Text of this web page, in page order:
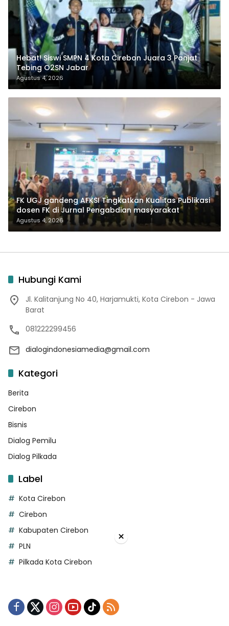
Hebat! Siswi SMPN 4 Kota Cirebon Juara 3 Panjat
Tebing O2SN Jabar
Agustus 4, 2026
FK UGJ gandeng AFKSI Tingkatkan Kualitas Publikasi
dosen FK di Jurnal Pengabdian masyarakat
Agustus 4, 2026
Hubungi Kami
Jl. Kalitanjung No 40, Harjamukti, Kota Cirebon - Jawa
Barat
081222299456
dialogindonesiamedia@gmail.com
Kategori
Berita
Cirebon
Bisnis
Dialog Pemilu
Dialog Pilkada
Label
Kota Cirebon
Cirebon
Kabupaten Cirebon
PLN
Pilkada Kota Cirebon
×